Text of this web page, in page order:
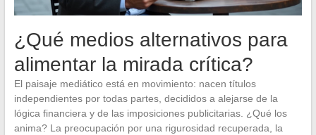
¿Qué medios alternativos para
alimentar la mirada crítica?
El paisaje mediático está en movimiento: nacen títulos
independientes por todas partes, decididos a alejarse de la
lógica financiera y de las imposiciones publicitarias. ¿Qué los
anima? La preocupación por una rigurosidad recuperada, la